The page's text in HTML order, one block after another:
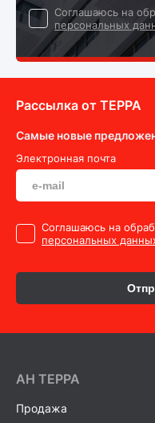
Cоглашаюсь на
персональных
Рассылка от ТEPPA
Самые новые
Электронная почта
Cоглашаюсь на
персональных
AH ТEPPA
Продажа